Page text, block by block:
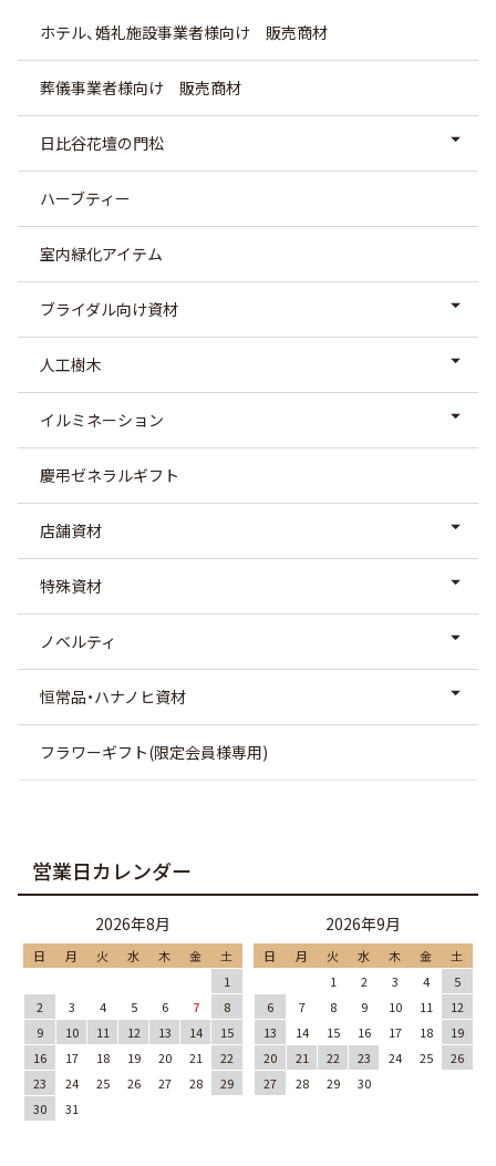
ホテル、婚礼施設事業者様向け 販売商材
葬儀事業者様向け 販売商材
日比谷花壇の門松
ハーブティー
室内緑化アイテム
ブライダル向け資材
人工樹木
イルミネーション
慶弔ゼネラルギフト
店舗資材
特殊資材
ノベルティ
恒常品・ハナノヒ資材
フラワーギフト(限定会員様専用)
営業日カレンダー
2026年8月
日 月 火 水 木 金
土
1
2
3 4 5 6 7
8
9
10 11 12 13 14
15
16
17 18 19 20 21
22
23
24 25 26 27 28
29
30
31
2026年9月
日 月 火 水 木 金
土
1
2 3 4
5
6
7 8 9 10 11
12
13
14 15 16 17 18
19
20
21 22 23 24 25
26
27
28 29 30